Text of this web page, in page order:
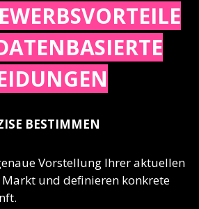
BESTIMMEN
Vorstellung Ihrer aktuellen
und definieren konkrete